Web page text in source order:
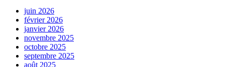
juin 2026
février 2026
janvier 2026
novembre 2025
octobre 2025
septembre 2025
août 2025